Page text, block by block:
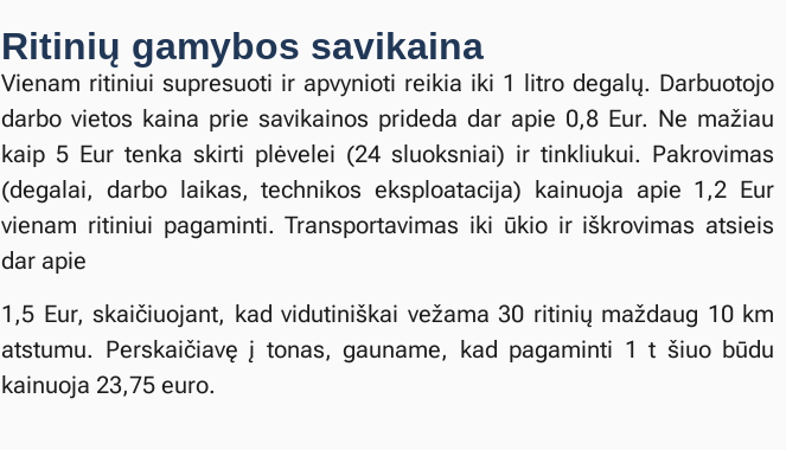
Ritinių gamybos savikaina
Vienam ritiniui supresuoti ir apvynioti reikia iki 1 litro degalų. Darbuotojo
darbo vietos kaina prie savikainos prideda dar apie 0,8 Eur. Ne mažiau
kaip 5 Eur tenka skirti plėvelei (24 sluoksniai) ir tinkliukui. Pakrovimas
(degalai, darbo laikas, technikos eksploatacija) kainuoja apie 1,2 Eur
vienam ritiniui pagaminti. Transportavimas iki ūkio ir iškrovimas atsieis
dar apie
1,5 Eur, skaičiuojant, kad vidutiniškai vežama 30 ritinių maždaug 10 km
atstumu. Perskaičiavę į tonas, gauname, kad pagaminti 1 t šiuo būdu
kainuoja 23,75 euro.